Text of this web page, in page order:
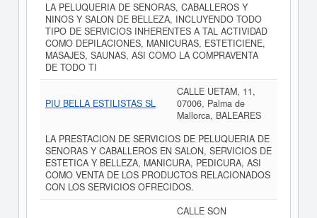
LA PELUQUERIA DE SENORAS, CABALLEROS Y
NINOS Y SALON DE BELLEZA, INCLUYENDO TODO
TIPO DE SERVICIOS INHERENTES A TAL ACTIVIDAD
COMO DEPILACIONES, MANICURAS, ESTETICIENE,
MASAJES, SAUNAS, ASI COMO LA COMPRAVENTA
DE TODO TI
PIU BELLA ESTILISTAS SL
CALLE UETAM, 11,
07006, Palma de
Mallorca, BALEARES
LA PRESTACION DE SERVICIOS DE PELUQUERIA DE
SENORAS Y CABALLEROS EN SALON, SERVICIOS DE
ESTETICA Y BELLEZA, MANICURA, PEDICURA, ASI
COMO VENTA DE LOS PRODUCTOS RELACIONADOS
CON LOS SERVICIOS OFRECIDOS.
CALLE SON